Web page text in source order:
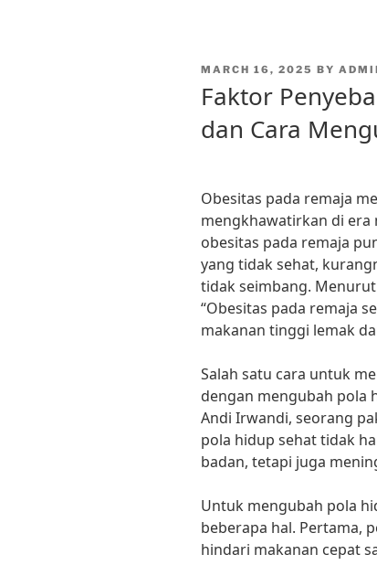
POSTED
MARCH 16, 2025 BY
Faktor
dan Cara
Obesitas pada remaja
mengkhawatirkan di
obesitas pada remaja
yang tidak sehat,
tidak seimbang.
“Obesitas pada remaja
makanan tinggi lemak
Salah satu cara untuk
dengan mengubah pola
Andi Irwandi, seorang
pola hidup sehat tidak
badan, tetapi juga
Untuk mengubah pola
beberapa hal. Pertama,
hindari makanan cepat